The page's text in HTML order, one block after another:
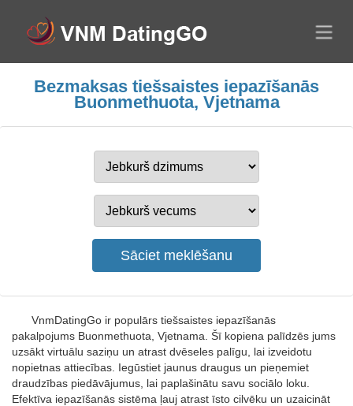
Bezmaksas tiešsaistes iepazīšanās
Buonmethuota, Vjetnama
VnmDatingGo ir populārs tiešsaistes iepazīšanās
pakalpojums Buonmethuota, Vjetnama. Šī kopiena palīdzēs jums
uzsākt virtuālu saziņu un atrast dvēseles palīgu, lai izveidotu
nopietnas attiecības. Iegūstiet jaunus draugus un pieņemiet
draudzības piedāvājumus, lai paplašinātu savu sociālo loku.
Efektīva iepazīšanās sistēma ļauj atrast īsto cilvēku un uzaicināt